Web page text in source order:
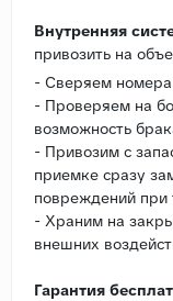
Внутренняя
привозить на
- Сверяем номера
- Проверяем на
возможность
- Привозим с
приемке сразу
повреждений при
- Храним на
внешних
Гарантия